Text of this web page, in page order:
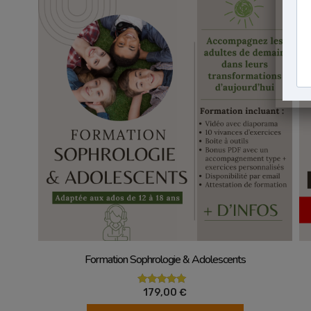
Vue rapide
Formation Sophrologie & Adolescents
Note5.00
179,00€